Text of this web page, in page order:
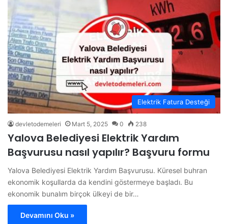
Elektrik Fatura Desteği
devletodemeleri Mart 5, 2025 0 238
Yalova Belediyesi Elektrik Yardım
Başvurusu nasıl yapılır? Başvuru formu
Yalova Belediyesi Elektrik Yardım Başvurusu. Küresel buhran
ekonomik koşullarda da kendini göstermeye başladı. Bu
ekonomik bunalım birçok ülkeyi de bir…
Devamını Oku »